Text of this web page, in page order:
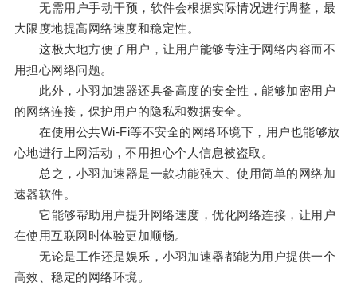
无需用户手动干预，软件会根据实际情况进行调整，最
大限度地提高网络速度和稳定性。
这极大地方便了用户，让用户能够专注于网络内容而不
用担心网络问题。
此外，小羽加速器还具备高度的安全性，能够加密用户
的网络连接，保护用户的隐私和数据安全。
在使用公共Wi-Fi等不安全的网络环境下，用户也能够放
心地进行上网活动，不用担心个人信息被盗取。
总之，小羽加速器是一款功能强大、使用简单的网络加
速器软件。
它能够帮助用户提升网络速度，优化网络连接，让用户
在使用互联网时体验更加顺畅。
无论是工作还是娱乐，小羽加速器都能为用户提供一个
高效、稳定的网络环境。